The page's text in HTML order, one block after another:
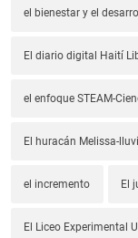
el bienestar y el
El diario digital Haití
el enfoque STEAM-
El huracán Melissa-
el incremento El
El Liceo Experimental